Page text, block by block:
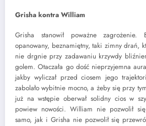
Grisha kontra William
Grisha stanowił poważne zagrożenie.
opanowany, beznamiętny, taki zimny drań,
nie drgnie przy zadawaniu krzywdy
golem. Otaczała go dość nieprzyjemna
jakby wyliczał przed ciosem jego
zabolało wybitnie mocno, a żeby się przy
już na wstępie oberwał solidny cios w
powiew nowości. William nie pozwolił
samo, jak i Grisha nie pozwolił się